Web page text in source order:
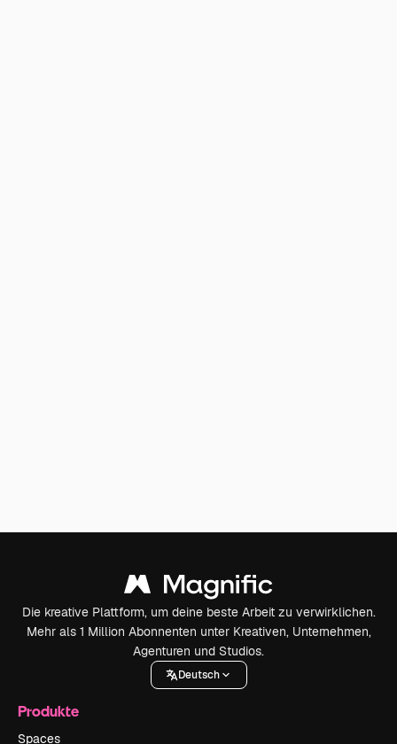
Die kreative Plattform, um deine beste Arbeit zu verwirklichen.
Mehr als 1 Million Abonnenten unter Kreativen, Unternehmen,
Agenturen und Studios.
Deutsch
Produkte
Spaces